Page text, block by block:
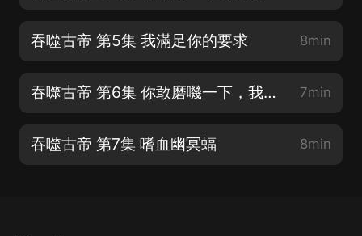
吞噬古帝 第5集 我滿足你的要求 8min
吞噬古帝 第6集 你敢磨嘰一下，我便給你一劍 7min
吞噬古帝 第7集 嗜血幽冥蝠 8min